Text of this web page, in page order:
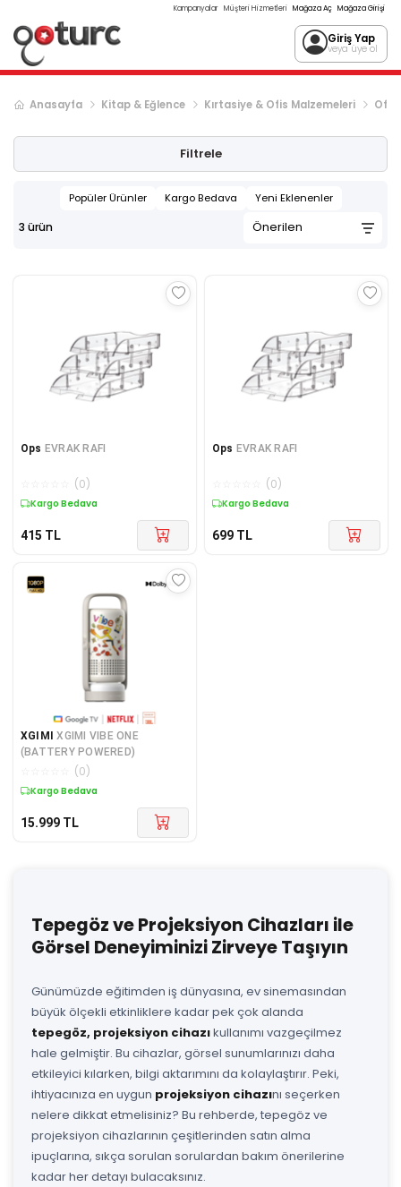
Kampanyalar Müşteri Hizmetleri Mağaza Aç Mağaza Girişi
Giriş Yap
veya üye ol
Anasayfa Kitap & Eğlence Kırtasiye & Ofis Malzemeleri Ofis
Filtrele
Popüler Ürünler Kargo Bedava Yeni Eklenenler
3 ürün
Ops EVRAK RAFI
(0)
Kargo Bedava
415 TL
Ops EVRAK RAFI
(0)
Kargo Bedava
699 TL
XGIMI XGIMI VIBE ONE
(BATTERY POWERED)
(0)
Kargo Bedava
15.999 TL
Tepegöz ve Projeksiyon Cihazları ile
Görsel Deneyiminizi Zirveye Taşıyın
Günümüzde eğitimden iş dünyasına, ev sinemasından
büyük ölçekli etkinliklere kadar pek çok alanda
tepegöz, projeksiyon cihazıkullanımı vazgeçilmez
hale gelmiştir. Bu cihazlar, görsel sunumlarınızı daha
etkileyici kılarken, bilgi aktarımını da kolaylaştırır. Peki,
ihtiyacınıza en uygun projeksiyon cihazını seçerken
nelere dikkat etmelisiniz? Bu rehberde, tepegöz ve
projeksiyon cihazlarının çeşitlerinden satın alma
ipuçlarına, sıkça sorulan sorulardan bakım önerilerine
kadar her detayı bulacaksınız.